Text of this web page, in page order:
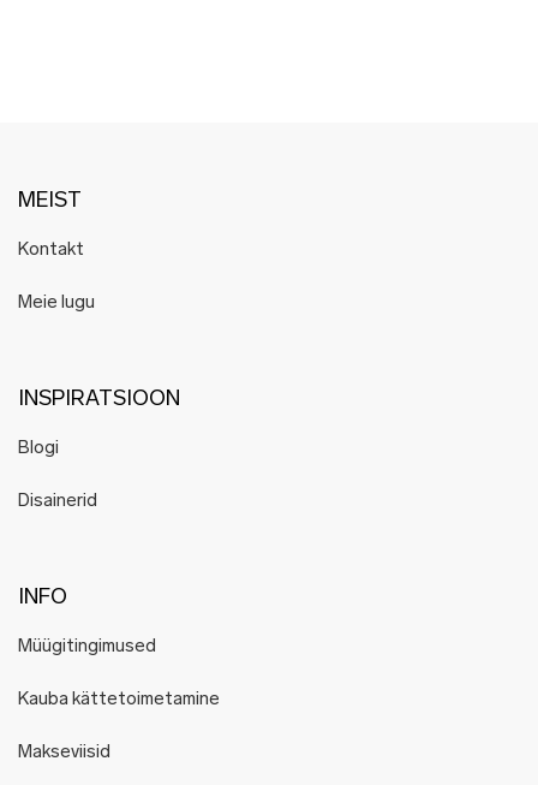
MEIST
Kontakt
Meie lugu
INSPIRATSIOON
Blogi
Disainerid
INFO
Müügitingimused
Kauba kättetoimetamine
Makseviisid